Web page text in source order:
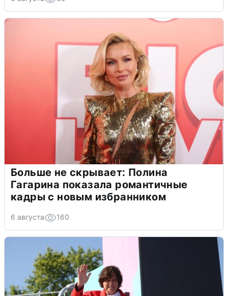
Больше не скрывает: Полина
Гагарина показала романтичные
кадры с новым избранником
6 августа 160